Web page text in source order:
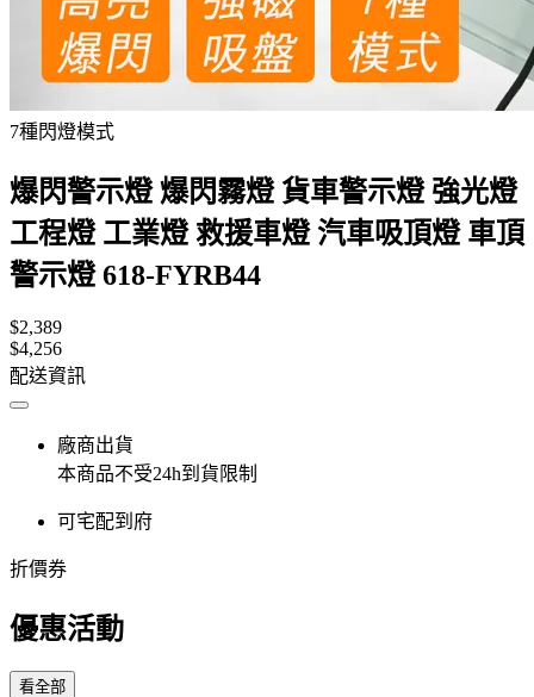
7種閃燈模式
爆閃警示燈 爆閃霧燈 貨車警示燈 強光燈
工程燈 工業燈 救援車燈 汽車吸頂燈 車頂
警示燈 618-FYRB44
$2,389
$4,256
配送資訊
廠商出貨
本商品不受24h到貨限制
可宅配到府
折價券
優惠活動
看全部